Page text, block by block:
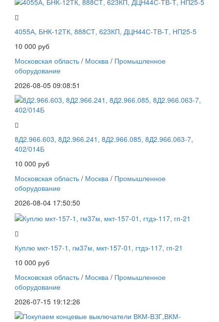
4055А, БНК-12ТК, 888СТ, 623КП, ДЦН44С-ТВ-Т, НП25-5
10 000 руб
Московская область / Москва / Промышленное
оборудование
2026-08-05 09:08:51
8Д2.966.603, 8Д2.966.241, 8Д2.966.085, 8Д2.966.063-7,
402/014Б
10 000 руб
Московская область / Москва / Промышленное
оборудование
2026-08-04 17:50:50
Куплю мкт-157-1, гм37м, мкт-157-01, гтдэ-117, гп-21
10 000 руб
Московская область / Москва / Промышленное
оборудование
2026-07-15 19:12:26